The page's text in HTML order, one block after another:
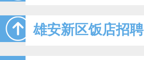
雄安新区饭店招聘